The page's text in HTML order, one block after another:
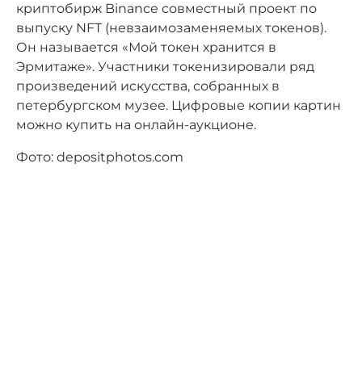
криптобирж Binance совместный проект по
выпуску NFT (невзаимозаменяемых токенов).
Он называется «Мой токен хранится в
Эрмитаже». Участники токенизировали ряд
произведений искусства, собранных в
петербургском музее. Цифровые копии картин
можно купить на онлайн-аукционе.
Фото: depositphotos.com